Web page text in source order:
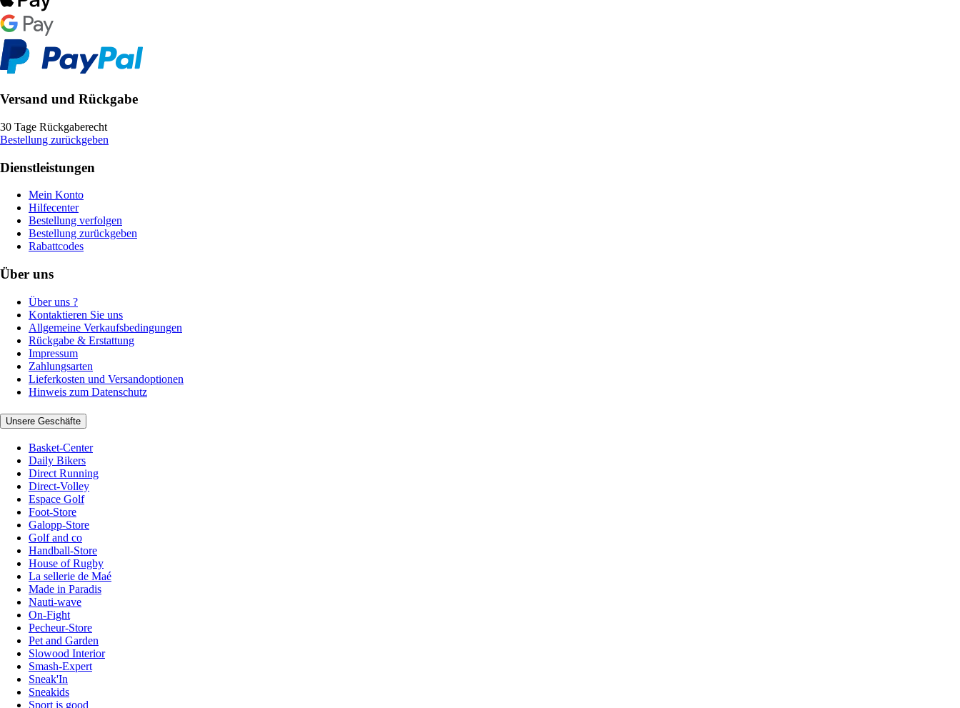
Versand und Rückgabe
30 Tage Rückgaberecht
Bestellung zurückgeben
Dienstleistungen
Mein Konto
Hilfecenter
Bestellung verfolgen
Bestellung zurückgeben
Rabattcodes
Über uns
Über uns ?
Kontaktieren Sie uns
Allgemeine Verkaufsbedingungen
Rückgabe & Erstattung
Impressum
Zahlungsarten
Lieferkosten und Versandoptionen
Hinweis zum Datenschutz
Unsere Geschäfte
Basket-Center
Daily Bikers
Direct Running
Direct-Volley
Espace Golf
Foot-Store
Galopp-Store
Golf and co
Handball-Store
House of Rugby
La sellerie de Maé
Made in Paradis
Nauti-wave
On-Fight
Pecheur-Store
Pet and Garden
Slowood Interior
Smash-Expert
Sneak'In
Sneakids
Sport is good